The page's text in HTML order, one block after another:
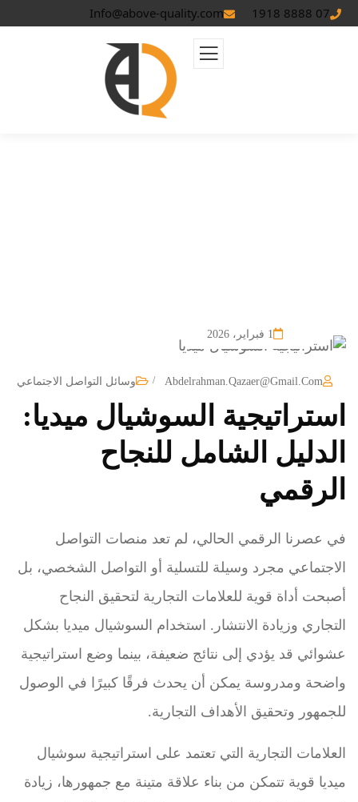
Info@above-quality.com 07 8888 1918
1 فبراير، 2026
Abdelrahman.qazaer@gmail.com
/ وسائل التواصل الاجتماعي
استراتيجية السوشيال ميديا:
الدليل الشامل للنجاح
الرقمي
في عصرنا الرقمي الحالي، لم تعد منصات التواصل
الاجتماعي مجرد وسيلة للتسلية أو التواصل الشخصي، بل
أصبحت أداة قوية للعلامات التجارية لتحقيق النجاح
التجاري وزيادة الانتشار. استخدام السوشيال ميديا بشكل
عشوائي قد يؤدي إلى نتائج ضعيفة، بينما وضع استراتيجية
واضحة ومدروسة يمكن أن يحدث فرقًا كبيرًا في الوصول
للجمهور وتحقيق الأهداف التجارية.
العلامات التجارية التي تعتمد على استراتيجية سوشيال
ميديا قوية تتمكن من بناء علاقة متينة مع جمهورها، زيادة